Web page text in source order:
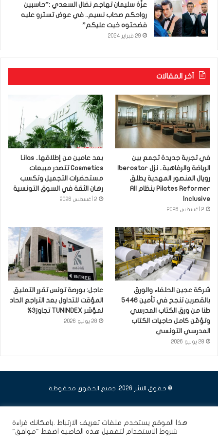
عزّة سليمان تهاجم نضال السعدي :”حاسبين
رواحكم صحاب نسيم.. في عوض تسترو عليه
فضحتوه خيت عليكم”
29 فبراير 2024
آخر المقالات
في تجربة جديدة تجمع بين
رويال المنصور المهدية يطلق
Pilates Reformer بنظام All
Inclusive
2 أغسطس 2026
بعد عامين من إطلاقها.. Lilas
Cosmetics تتصدر مبيعات
مستحضرات التجميل وتكسب
رهان الثقة في السوق التونسية
2 أغسطس 2026
شركة عجين الحلفاء والورق
بالقصرين تنجح في تأمين 5446
طنا من ورق الكتاب المدرسي
وتؤمّن كامل حاجيات الكتاب
المدرسي التونسي
28 يوليو 2026
عاجل: بورصة تونس تقرر التعليق
المؤقت للتداول بعد التراجع الحاد
لمؤشر TUNINDEX تجاوز3%
28 يوليو 2026
© حقوق النشر 2026، جميع الحقوق محفوظة
هذا الموقع يستخدم ملفات تعريف الارتباط .بامكانك قراءة
شروط الاستخدام لتفعيل هذه الخاصية اضغط "موافق"